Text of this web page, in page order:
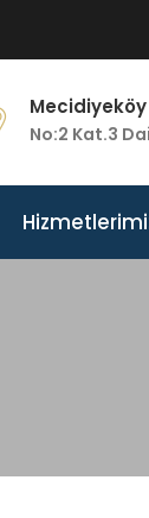
No:2 Kat.3